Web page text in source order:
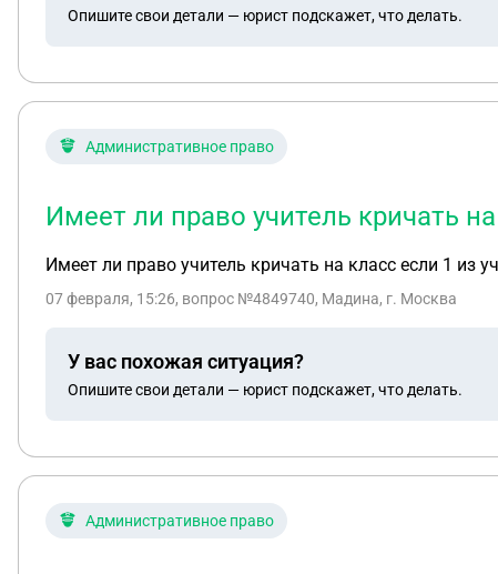
Опишите свои детали — юрист подскажет, что делать.
Административное право
Имеет ли право учитель кричать
Имеет ли право учитель кричать на класс если 1 из
07 февраля, 15:26, вопрос №4849740, Мадина, г. Москва
У вас похожая ситуация?
Опишите свои детали — юрист подскажет, что делать.
Административное право